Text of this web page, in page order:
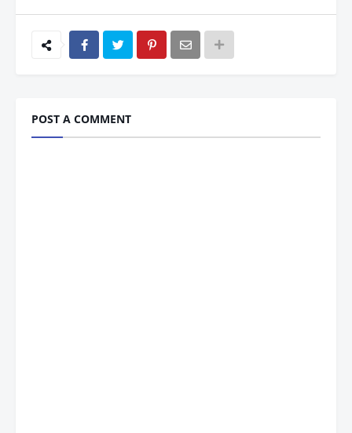
POST A COMMENT